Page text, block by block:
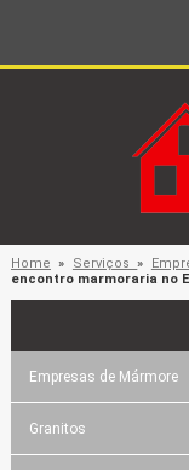
Home » Serviços»
encontro marmoraria no
Empresas de Mármore
Granitos